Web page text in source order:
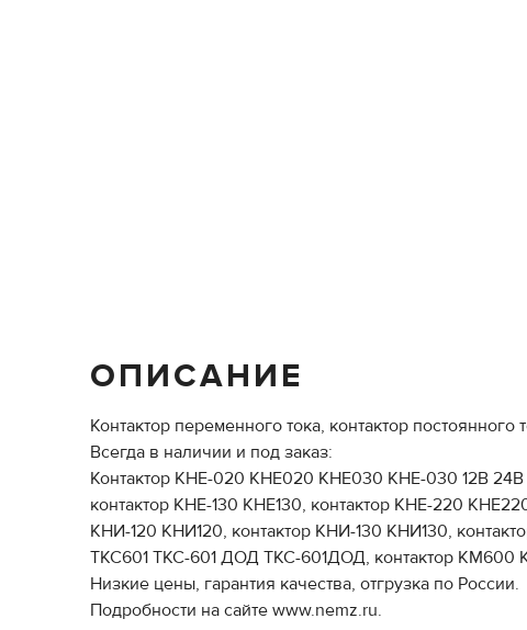
ОПИСАНИЕ
Контактор переменного тока, контактор постоянного
Всегда в наличии и под заказ:
Контактор КНЕ-020 КНЕ020 КНЕ030 КНЕ-030 12В 24В
контактор КНЕ-130 КНЕ130, контактор КНЕ-220
КНИ-120 КНИ120, контактор КНИ-130 КНИ130,
ТКС601 ТКС-601 ДОД ТКС-601ДОД, контактор
Низкие цены, гарантия качества, отгрузка по России.
Подробности на сайте www.nemz.ru.